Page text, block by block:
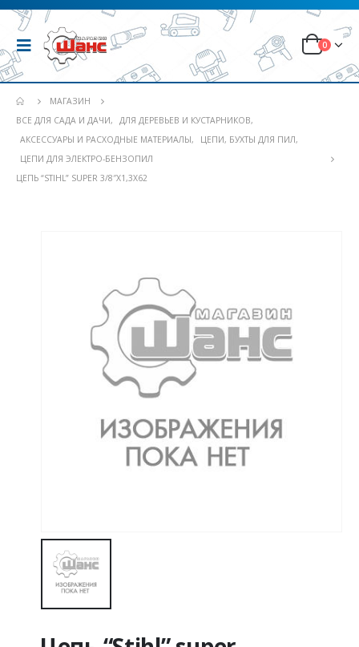
0
МАГАЗИН
ВСЕ ДЛЯ САДА И ДАЧИ, ДЛЯ ДЕРЕВЬЕВ И КУСТАРНИКОВ,
АКСЕССУАРЫ И РАСХОДНЫЕ МАТЕРИАЛЫ, ЦЕПИ, БУХТЫ ДЛЯ ПИЛ,
ЦЕПИ ДЛЯ ЭЛЕКТРО-БЕНЗОПИЛ
ЦЕПЬ “STIHL” SUPER 3/8″Х1,3Х62